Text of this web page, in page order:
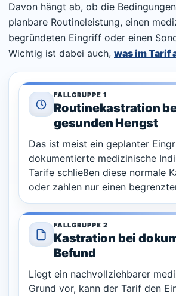
Davon hängt ab, ob die
planbare Routineleistung, einen
begründeten Eingriff oder einen
Wichtig ist dabei auch, was im Tarif
FALLGRUPPE 1
Routinekastration
gesunden Hengst
Das ist meist ein geplanter
dokumentierte medizinische
Tarife schließen diese normale
oder zahlen nur einen
FALLGRUPPE 2
Kastration bei
Befund
Liegt ein nachvollziehbarer
Grund vor, kann der Tarif den